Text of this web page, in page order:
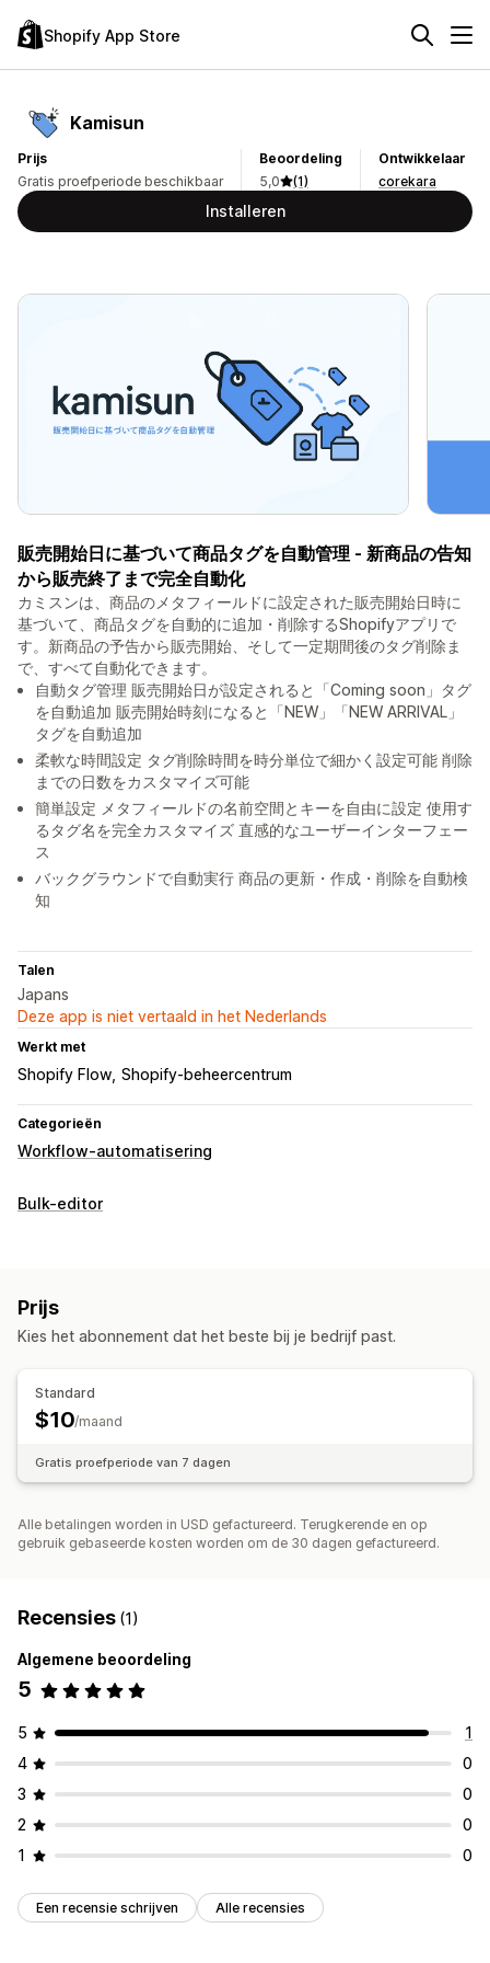
Shopify App Store
Kamisun
Prijs
Gratis proefperiode beschikbaar
Beoordeling
5,0
(1)
Ontwikkelaar
corekara
Installeren
販売開始日に基づいて商品タグを自動管理 - 新商品の告知
から販売終了まで完全自動化
カミスンは、商品のメタフィールドに設定された販売開始日時に
基づいて、商品タグを自動的に追加・削除するShopifyアプリで
す。新商品の予告から販売開始、そして一定期間後のタグ削除ま
で、すべて自動化できます。
自動タグ管理 販売開始日が設定されると「Coming soon」タグ
を自動追加 販売開始時刻になると「NEW」「NEW ARRIVAL」
タグを自動追加
柔軟な時間設定 タグ削除時間を時分単位で細かく設定可能 削除
までの日数をカスタマイズ可能
簡単設定 メタフィールドの名前空間とキーを自由に設定 使用す
るタグ名を完全カスタマイズ 直感的なユーザーインターフェー
ス
バックグラウンドで自動実行 商品の更新・作成・削除を自動検
知
Talen
Japans
Deze app is niet vertaald in het Nederlands
Werkt met
Shopify Flow Shopify-beheercentrum
Categorieën
Workflow-automatisering
Bulk-editor
Prijs
Kies het abonnement dat het beste bij je bedrijf past.
Standard
$10/maand
Gratis proefperiode van 7 dagen
Alle betalingen worden in USD gefactureerd. Terugkerende en op
gebruik gebaseerde kosten worden om de 30 dagen gefactureerd.
Recensies (1)
Algemene beoordeling
5
5
1
4
0
3
0
2
0
1
0
Een recensie schrijven Alle recensies